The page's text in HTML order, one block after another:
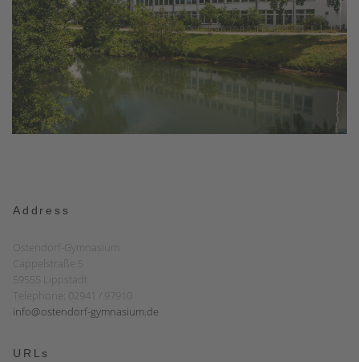
Address
Ostendorf-Gymnasium
Cappelstraße 5
59555 Lippstadt
Telephone: 02941 / 97910
info@ostendorf-gymnasium.de
URLs